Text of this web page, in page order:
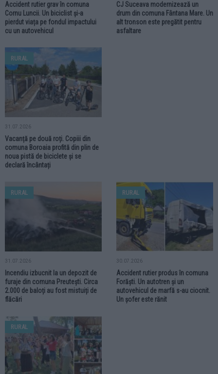
Accident rutier grav în comuna
Cornu Luncii. Un biciclist și-a
pierdut viața pe fondul impactului
cu un autovehicul
CJ Suceava modernizează un
drum din comuna Fântana Mare. Un
alt tronson este pregătit pentru
asfaltare
RURAL
31.07.2026
Vacanță pe două roți. Copiii din
comuna Boroaia profită din plin de
noua pistă de biciclete și se
declară încântați
RURAL
31.07.2026
Incendiu izbucnit la un depozit de
furaje din comuna Preutești. Circa
2.000 de baloți au fost mistuiți de
flăcări
RURAL
30.07.2026
Accident rutier produs în comuna
Forăști. Un autotren și un
autovehicul de marfă s-au ciocnit.
Un șofer este rănit
RURAL